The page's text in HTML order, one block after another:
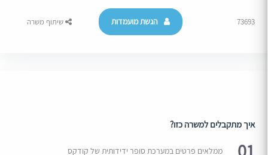
73693 הגשת מועמדות שיתוף משרה
איך מתקבלים למשרה כזו?
ממלאים פרטים במערכת סופר ידידותית של קודקס